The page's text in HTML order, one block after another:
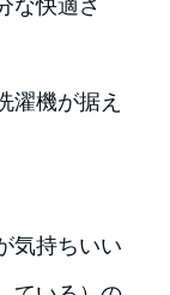
な快適さ
濯機が据え
気持ちいい